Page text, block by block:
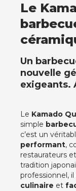
Le
Un
nouvelle
exigeants.
Le Kamado
simple
c’est un
performant,
restaurateurs
tradition
professionnel,
culinaire et